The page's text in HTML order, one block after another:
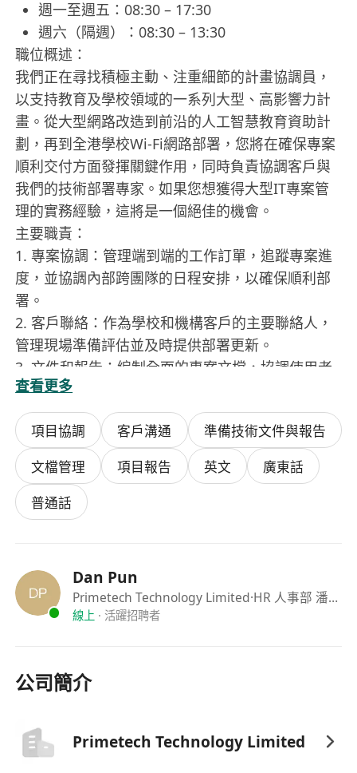
週一至週五：08:30 – 17:30
週六（隔週）：08:30 – 13:30
職位概述：
我們正在尋找積極主動、注重細節的計畫協調員，
以支持教育及學校領域的一系列大型、高影響力計
畫。從大型網路改造到前沿的人工智慧教育資助計
劃，再到全港學校Wi-Fi網路部署，您將在確保專案
順利交付方面發揮關鍵作用，同時負責協調客戶與
我們的技術部署專家。如果您想獲得大型IT專案管
理的實務經驗，這將是一個絕佳的機會。
主要職責：
1. 專案協調：管理端到端的工作訂單，追蹤專案進
度，並協調內部跨團隊的日程安排，以確保順利部
署。
2. 客戶聯絡：作為學校和機構客戶的主要聯絡人，
管理現場準備評估並及時提供部署更新。
3. 文件和報告：編制全面的專案文檔，協調使用者
驗收測試 (UAT)，並準備最終的專案驗收報告。
4. 行政支援：為核心技術團隊分擔行政工作，以優
化部署效率。
能力要求：
1. 經驗：約1年專案協調、IT支援或行政管理經驗
（擁有教育產業或IT基礎設施/電信專案經驗者優
先）。
細節把控能力。
3. 溝通能力：具備優秀的人際溝通能力，能夠與學
校代表、內部工程師和管理人員進行專業的溝通。
5. 到崗時間：優先考慮能夠立即上班或短期內於
查看更多
項目協調 客戶溝通
準備技術文件與報告
文檔管理
項目報告 英文
廣東話
普通話
Dan Pun
Primetech Technology Limited·HR 人事部 潘先生
線上 · 活躍招聘者
公司簡介
Primetech Technology Limited